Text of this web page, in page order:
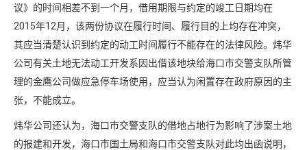
议》的时间相差不到一个月，借用期限与约定的竣工日期均在
2015年12月，该两份协议在履行时间、履行目的上均存在冲突，
其应当清楚认识到约定的动工时间履行不能存在的法律风险。炜华
公司有关土地无法动工开发系因出借该地块给海口市交警支队所管
理的金鹰公司做应急停车场使用，应当认为闲置存在政府原因的主
张，不能成立。
炜华公司还认为，海口市交警支队的借地占地行为影响了涉案土地
的报建和开发，海口市国土局和海口市交警支队对此均出函说明，